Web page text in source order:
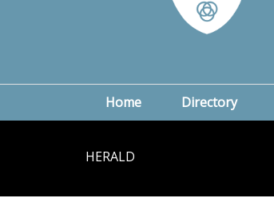
Home Directory
HERALD